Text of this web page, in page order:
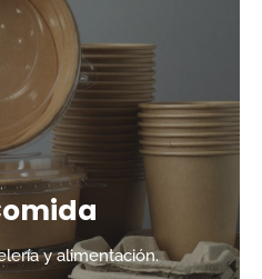
y alimentación.